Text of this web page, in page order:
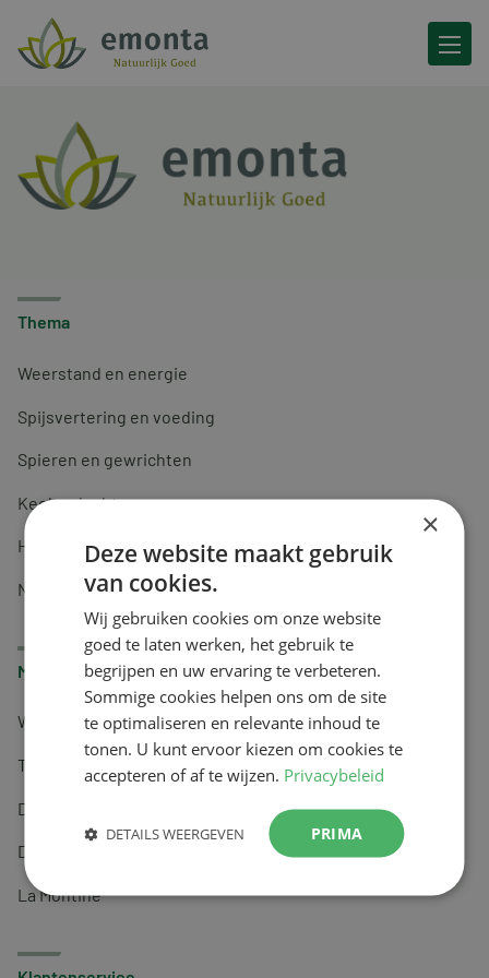
Ga naar de inhoud
Thema
Weerstand en energie
Spijsvertering en voeding
Spieren en gewrichten
Keel en luchtwegen
Huidverzorging
Nachtrust
Merken
Wapiti
Tai-Ginseng
Dermagíq
Draisma
La Montine
×
Deze website maakt gebruik
van cookies.
Wij gebruiken cookies om onze website
goed te laten werken, het gebruik te
begrijpen en uw ervaring te verbeteren.
Sommige cookies helpen ons om de site
te optimaliseren en relevante inhoud te
tonen. U kunt ervoor kiezen om cookies te
accepteren of af te wijzen. Privacybeleid
PRIMA
DETAILS WEERGEVEN